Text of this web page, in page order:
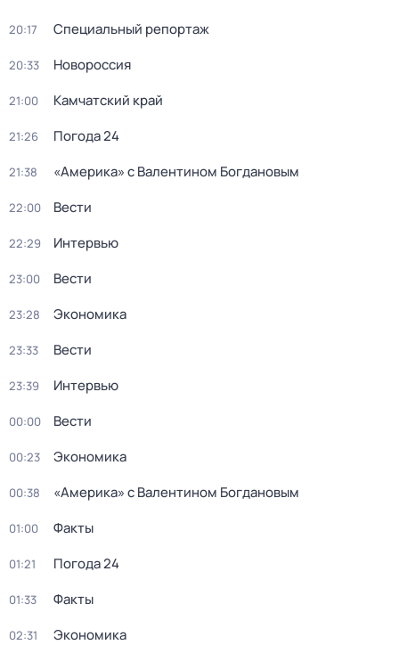
20:17 Специальный репортаж
20:33 Новороссия
21:00 Камчатский край
21:26 Погода 24
21:38 «Америка» с Валентином Богдановым
22:00 Вести
22:29 Интервью
23:00 Вести
23:28 Экономика
23:33 Вести
23:39 Интервью
00:00 Вести
00:23 Экономика
00:38 «Америка» с Валентином Богдановым
01:00 Факты
01:21 Погода 24
01:33 Факты
02:31 Экономика